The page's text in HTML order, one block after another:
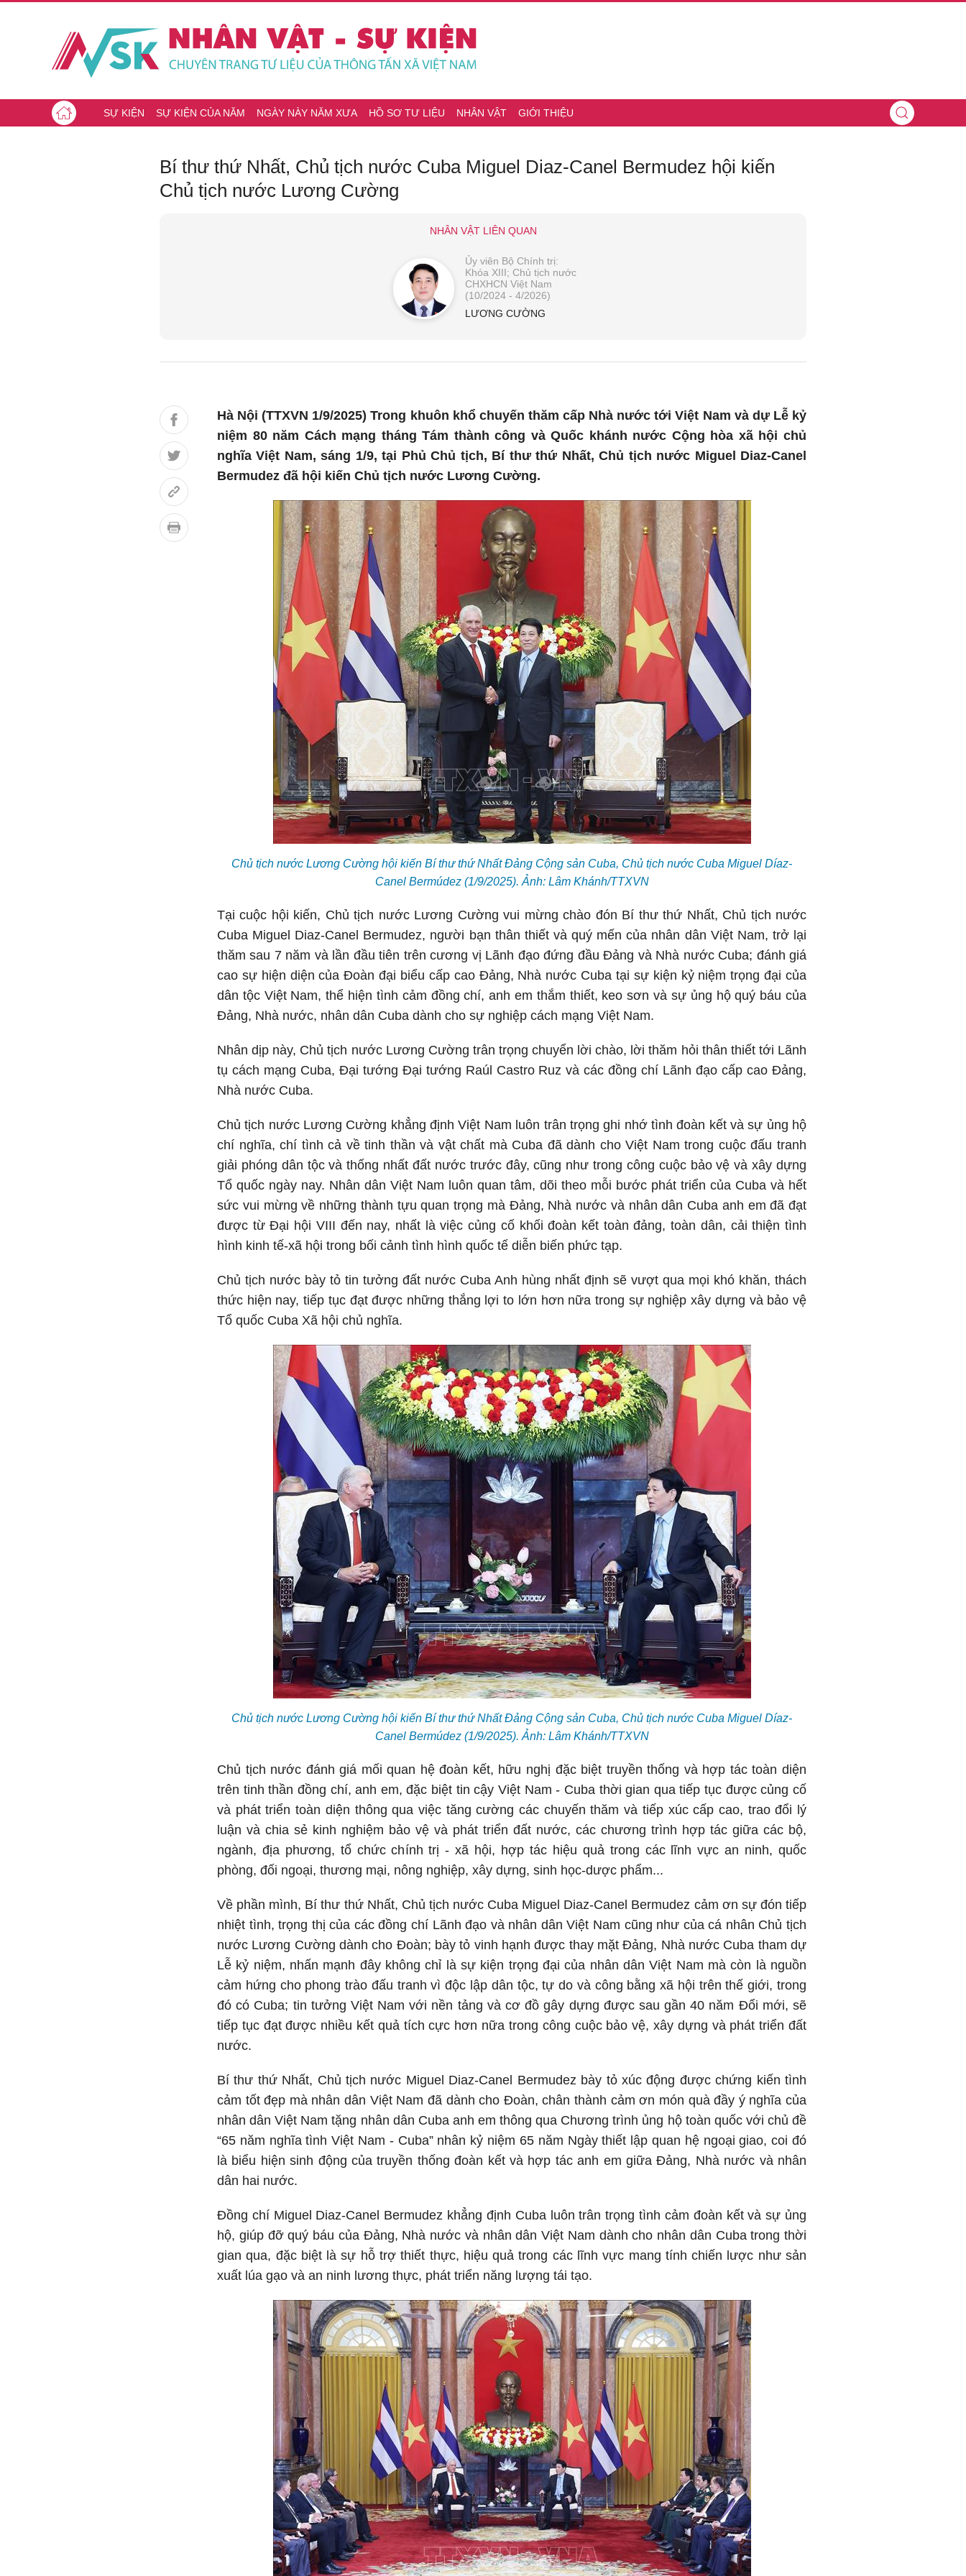
SỰ KIỆN SỰ KIỆN CỦA NĂM NGÀY NÀY NĂM XƯA HỒ SƠ TƯ LIỆU NHÂN VẬT GIỚI THIỆU
Bí thư thứ Nhất, Chủ tịch nước Cuba Miguel Diaz-Canel Bermudez hội kiến
Chủ tịch nước Lương Cường
NHÂN VẬT LIÊN QUAN
Ủy viên Bộ Chính trị:
Khóa XIII; Chủ tịch nước
CHXHCN Việt Nam
(10/2024 - 4/2026)
LƯƠNG CƯỜNG
Hà Nội (TTXVN 1/9/2025) Trong khuôn khổ chuyến thăm cấp Nhà nước tới Việt Nam và dự Lễ kỷ
niệm 80 năm Cách mạng tháng Tám thành công và Quốc khánh nước Cộng hòa xã hội chủ
nghĩa Việt Nam, sáng 1/9, tại Phủ Chủ tịch, Bí thư thứ Nhất, Chủ tịch nước Miguel Diaz-Canel
Bermudez đã hội kiến Chủ tịch nước Lương Cường.
Chủ tịch nước Lương Cường hội kiến Bí thư thứ Nhất Đảng Cộng sản Cuba, Chủ tịch nước Cuba Miguel Díaz-
Canel Bermúdez (1/9/2025). Ảnh: Lâm Khánh/TTXVN
Tại cuộc hội kiến, Chủ tịch nước Lương Cường vui mừng chào đón Bí thư thứ Nhất, Chủ tịch nước
Cuba Miguel Diaz-Canel Bermudez, người bạn thân thiết và quý mến của nhân dân Việt Nam, trở lại
thăm sau 7 năm và lần đầu tiên trên cương vị Lãnh đạo đứng đầu Đảng và Nhà nước Cuba; đánh giá
cao sự hiện diện của Đoàn đại biểu cấp cao Đảng, Nhà nước Cuba tại sự kiện kỷ niệm trọng đại của
dân tộc Việt Nam, thể hiện tình cảm đồng chí, anh em thắm thiết, keo sơn và sự ủng hộ quý báu của
Đảng, Nhà nước, nhân dân Cuba dành cho sự nghiệp cách mạng Việt Nam.
Nhân dịp này, Chủ tịch nước Lương Cường trân trọng chuyển lời chào, lời thăm hỏi thân thiết tới Lãnh
tụ cách mạng Cuba, Đại tướng Đại tướng Raúl Castro Ruz và các đồng chí Lãnh đạo cấp cao Đảng,
Nhà nước Cuba.
Chủ tịch nước Lương Cường khẳng định Việt Nam luôn trân trọng ghi nhớ tình đoàn kết và sự ủng hộ
chí nghĩa, chí tình cả về tinh thần và vật chất mà Cuba đã dành cho Việt Nam trong cuộc đấu tranh
giải phóng dân tộc và thống nhất đất nước trước đây, cũng như trong công cuộc bảo vệ và xây dựng
Tổ quốc ngày nay. Nhân dân Việt Nam luôn quan tâm, dõi theo mỗi bước phát triển của Cuba và hết
sức vui mừng về những thành tựu quan trọng mà Đảng, Nhà nước và nhân dân Cuba anh em đã đạt
được từ Đại hội VIII đến nay, nhất là việc củng cố khối đoàn kết toàn đảng, toàn dân, cải thiện tình
hình kinh tế-xã hội trong bối cảnh tình hình quốc tế diễn biến phức tạp.
Chủ tịch nước bày tỏ tin tưởng đất nước Cuba Anh hùng nhất định sẽ vượt qua mọi khó khăn, thách
thức hiện nay, tiếp tục đạt được những thắng lợi to lớn hơn nữa trong sự nghiệp xây dựng và bảo vệ
Tổ quốc Cuba Xã hội chủ nghĩa.
Chủ tịch nước Lương Cường hội kiến Bí thư thứ Nhất Đảng Cộng sản Cuba, Chủ tịch nước Cuba Miguel Díaz-
Canel Bermúdez (1/9/2025). Ảnh: Lâm Khánh/TTXVN
Chủ tịch nước đánh giá mối quan hệ đoàn kết, hữu nghị đặc biệt truyền thống và hợp tác toàn diện
trên tinh thần đồng chí, anh em, đặc biệt tin cậy Việt Nam - Cuba thời gian qua tiếp tục được củng cố
và phát triển toàn diện thông qua việc tăng cường các chuyến thăm và tiếp xúc cấp cao, trao đổi lý
luận và chia sẻ kinh nghiệm bảo vệ và phát triển đất nước, các chương trình hợp tác giữa các bộ,
ngành, địa phương, tổ chức chính trị - xã hội, hợp tác hiệu quả trong các lĩnh vực an ninh, quốc
phòng, đối ngoại, thương mại, nông nghiệp, xây dựng, sinh học-dược phẩm...
Về phần mình, Bí thư thứ Nhất, Chủ tịch nước Cuba Miguel Diaz-Canel Bermudez cảm ơn sự đón tiếp
nhiệt tình, trọng thị của các đồng chí Lãnh đạo và nhân dân Việt Nam cũng như của cá nhân Chủ tịch
nước Lương Cường dành cho Đoàn; bày tỏ vinh hạnh được thay mặt Đảng, Nhà nước Cuba tham dự
Lễ kỷ niệm, nhấn mạnh đây không chỉ là sự kiện trọng đại của nhân dân Việt Nam mà còn là nguồn
cảm hứng cho phong trào đấu tranh vì độc lập dân tộc, tự do và công bằng xã hội trên thế giới, trong
đó có Cuba; tin tưởng Việt Nam với nền tảng và cơ đồ gây dựng được sau gần 40 năm Đổi mới, sẽ
tiếp tục đạt được nhiều kết quả tích cực hơn nữa trong công cuộc bảo vệ, xây dựng và phát triển đất
nước.
Bí thư thứ Nhất, Chủ tịch nước Miguel Diaz-Canel Bermudez bày tỏ xúc động được chứng kiến tình
cảm tốt đẹp mà nhân dân Việt Nam đã dành cho Đoàn, chân thành cảm ơn món quà đầy ý nghĩa của
nhân dân Việt Nam tặng nhân dân Cuba anh em thông qua Chương trình ủng hộ toàn quốc với chủ đề
“65 năm nghĩa tình Việt Nam - Cuba” nhân kỷ niệm 65 năm Ngày thiết lập quan hệ ngoại giao, coi đó
là biểu hiện sinh động của truyền thống đoàn kết và hợp tác anh em giữa Đảng, Nhà nước và nhân
dân hai nước.
Đồng chí Miguel Diaz-Canel Bermudez khẳng định Cuba luôn trân trọng tình cảm đoàn kết và sự ủng
hộ, giúp đỡ quý báu của Đảng, Nhà nước và nhân dân Việt Nam dành cho nhân dân Cuba trong thời
gian qua, đặc biệt là sự hỗ trợ thiết thực, hiệu quả trong các lĩnh vực mang tính chiến lược như sản
xuất lúa gạo và an ninh lương thực, phát triển năng lượng tái tạo.